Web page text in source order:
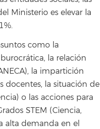
Ministerio es elevar la
como la
la relación
la impartición
docentes, la situación de
o las acciones para
STEM (Ciencia,
alta demanda en el